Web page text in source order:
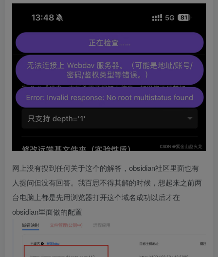
网上没有搜到任何关于这个的解答，obsidian社区里面也有
人提问但没有回答。我百思不得其解的时候，想起来之前两
台电脑上都是先用浏览器打开这个域名成功以后才在
obsidian里面做的配置